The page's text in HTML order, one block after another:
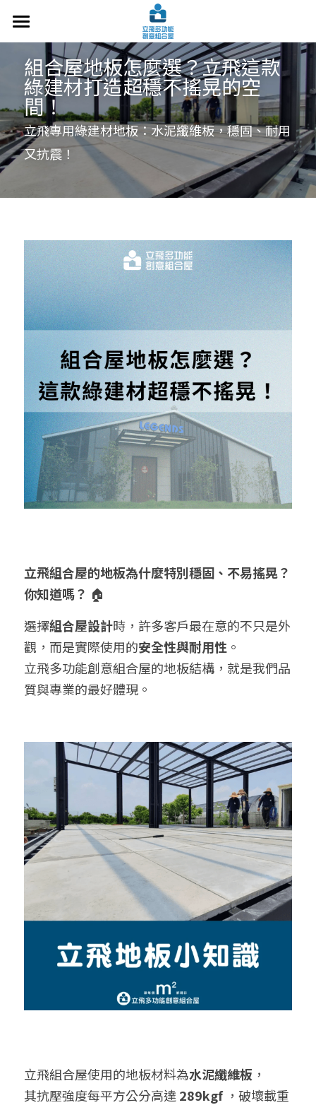
關於立飛
設計案例
施工技術
常見問題
交通指南
搜索
組合屋地板怎麼選？立飛這款
綠建材打造超穩不搖晃的空
間！
立飛專用綠建材地板：水泥纖維板，穩固、耐用
又抗震！
立飛組合屋的地板為什麼特別穩固、不易搖晃？
你知道嗎？ 🏠
選擇組合屋設計時，許多客戶最在意的不只是外
觀，而是實際使用的安全性與耐用性 。
立飛多功能創意組合屋的地板結構，就是我們品
質與專業的最好體現。
立飛組合屋使用的地板材料為水泥纖維板 ，
其抗壓強度每平方公分高達 289kgf ，破壞載重